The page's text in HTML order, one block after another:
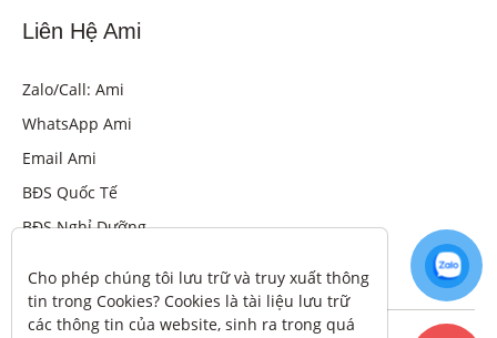
Liên Hệ Ami
Zalo/Call: Ami
WhatsApp Ami
Email Ami
BĐS Quốc Tế
BĐS Nghỉ Dưỡng
Cho phép chúng tôi lưu trữ và truy xuất thông
tin trong Cookies? Cookies là tài liệu lưu trữ
các thông tin của website, sinh ra trong quá